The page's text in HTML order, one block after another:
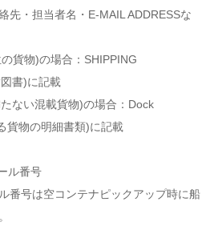
先・担当者名・E-MAIL ADDRESSな
貨物)の場合： SHIPPING
書)に記載
ない混載貨物)の場合： Dock
貨物の明細書類)に記載
ル番号
番号は空コンテナピックアップ時に船